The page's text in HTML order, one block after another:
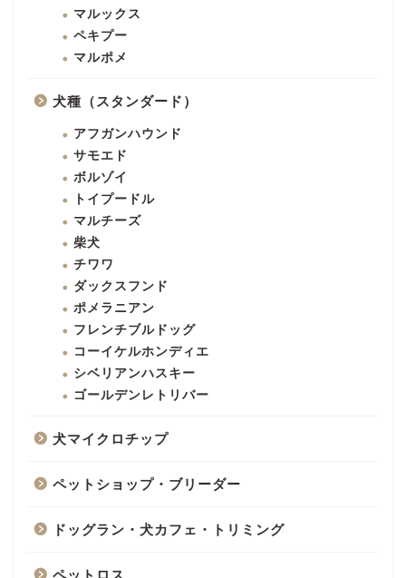
マルックス
ペキプー
マルポメ
犬種（スタンダード）
アフガンハウンド
サモエド
ボルゾイ
トイプードル
マルチーズ
柴犬
チワワ
ダックスフンド
ポメラニアン
フレンチブルドッグ
コーイケルホンディエ
シベリアンハスキー
ゴールデンレトリバー
犬マイクロチップ
ペットショップ・ブリーダー
ドッグラン・犬カフェ・トリミング
ペットロス